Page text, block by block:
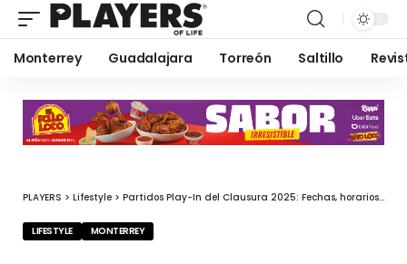
Monterrey Guadalajara Torreón Saltillo
PLAYERS > Lifestyle > Partidos Play-In del Clausura 2025: Fechas, horarios y cómo verlos EN VIVO
LIFESTYLE MONTERREY